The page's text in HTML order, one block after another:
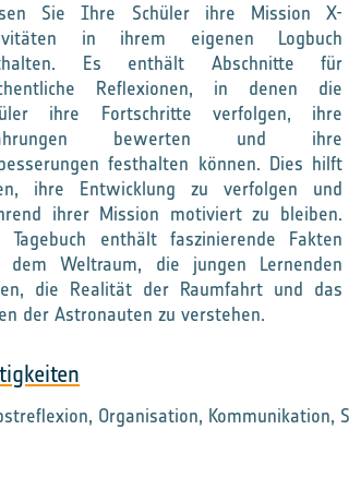
Sie Ihre Schüler ihre Mission X-
in ihrem eigenen Logbuch
Es enthält Abschnitte für
Reflexionen, in denen die
ihre Fortschritte verfolgen, ihre
bewerten und ihre
festhalten können. Dies hilft
ihre Entwicklung zu verfolgen und
ihrer Mission motiviert zu bleiben.
Tagebuch enthält faszinierende Fakten
dem Weltraum, die jungen Lernenden
die Realität der Raumfahrt und das
der Astronauten zu verstehen.
Organisation, Kommunikation,